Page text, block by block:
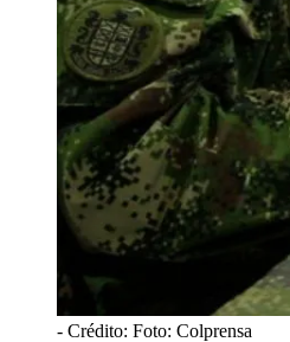
- Crédito: Foto: Colprensa